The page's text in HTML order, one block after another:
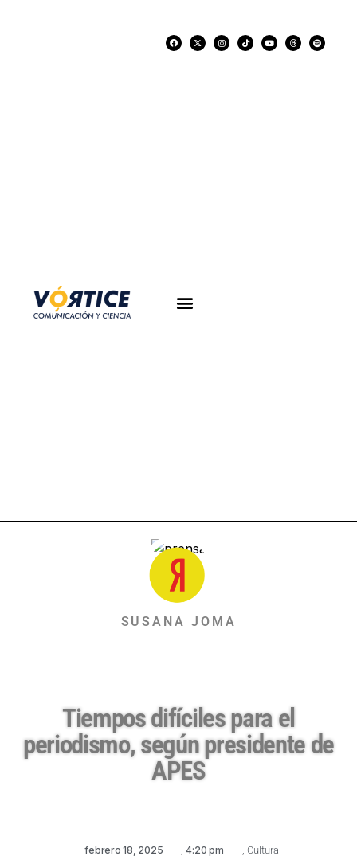
SUSANA JOMA
Tiempos difíciles para el
periodismo, según presidente de
APES
febrero 18, 2025 4:20 pm Cultura